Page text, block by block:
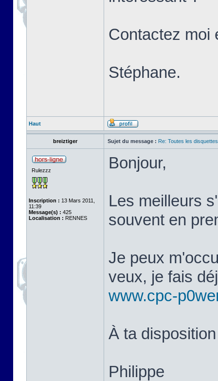
Contactez moi
Stéphane.
Haut
breiztiger Sujet du message : Re: Toutes les
Rulezzz
Inscription : 13 Mars 2011,
11:39
Message(s) : 425
Localisation : RENNES
Bonjour,
Les meilleurs
souvent en
Je peux
veux, je fais
www.cpc-
À ta disposition
Philippe